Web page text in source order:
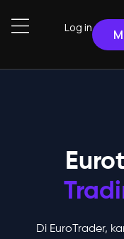
Log in
Di EuroTrader,